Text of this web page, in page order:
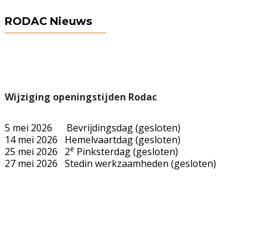
RODAC Nieuws
Wijziging openingstijden Rodac
5 mei 2026 Bevrijdingsdag (gesloten)
14 mei 2026 Hemelvaartdag (gesloten)
25 mei 2026 2e Pinksterdag (gesloten)
27 mei 2026 Stedin werkzaamheden (gesloten)